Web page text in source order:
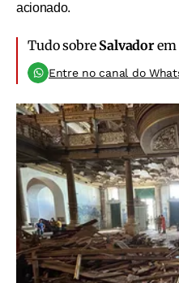
acionado.
Tudo sobre Salvadorem
Entre no canal do